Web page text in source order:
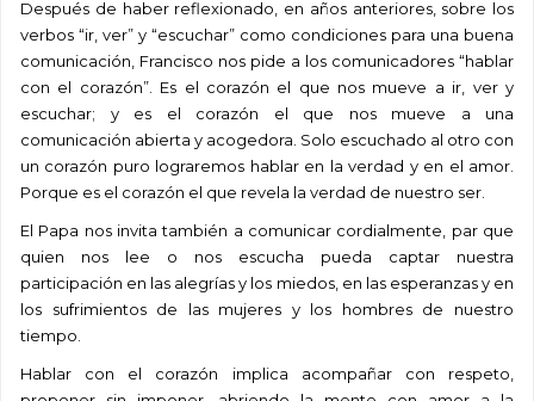
Después de haber reflexionado, en años anteriores, sobre los
verbos “ir, ver” y “escuchar” como condiciones para una buena
comunicación, Francisco nos pide a los comunicadores “hablar
con el corazón”. Es el corazón el que nos mueve a ir, ver y
escuchar; y es el corazón el que nos mueve a una
comunicación abierta y acogedora. Solo escuchado al otro con
un corazón puro lograremos hablar en la verdad y en el amor.
Porque es el corazón el que revela la verdad de nuestro ser.
El Papa nos invita también a comunicar cordialmente, par que
quien nos lee o nos escucha pueda captar nuestra
participación en las alegrías y los miedos, en las esperanzas y en
los sufrimientos de las mujeres y los hombres de nuestro
tiempo.
Hablar con el corazón implica acompañar con respeto,